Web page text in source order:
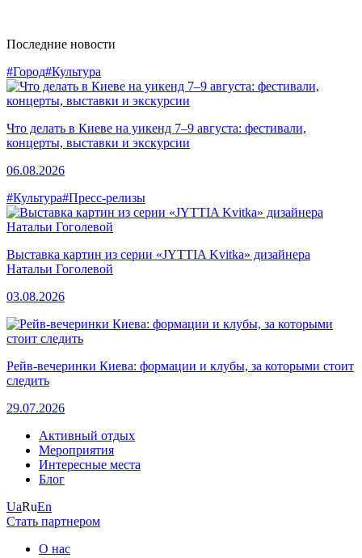
Последние новости
#Город#Культура
Что делать в Киеве на уикенд 7–9 августа: фестивали,
концерты, выставки и экскурсии
06.08.2026
#Культура#Пресс-релизы
Выставка картин из серии «JYTTIA Kvitka» дизайнера
Натальи Гоголевой
03.08.2026
Рейв-вечеринки Киева: формации и клубы, за которыми стоит
следить
29.07.2026
Активный отдых
Мероприятия
Интересные места
Блог
UaRuEn
Стать партнером
О нас